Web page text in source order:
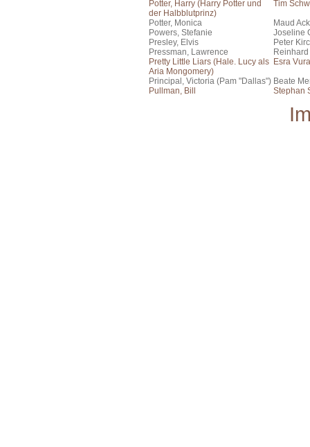
Potter, Harry (Harry Potter und
der Halbblutprinz)
Tim
Potter, Monica
Maud
Powers, Stefanie
Joseline
Presley, Elvis
Peter
Pressman, Lawrence
Pretty Little Liars (Hale. Lucy als
Aria Mongomery)
Esra
Principal, Victoria (Pam "Dallas") Beate
Pullman, Bill
Stephan